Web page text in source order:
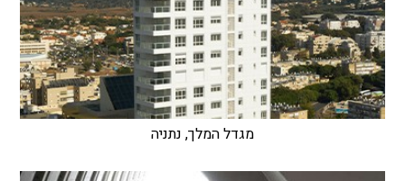
מגדל המלך, נתניה